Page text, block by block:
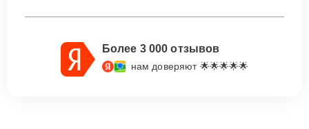
Более 3 000 отзывов
нам доверяют 🌟🌟🌟🌟🌟